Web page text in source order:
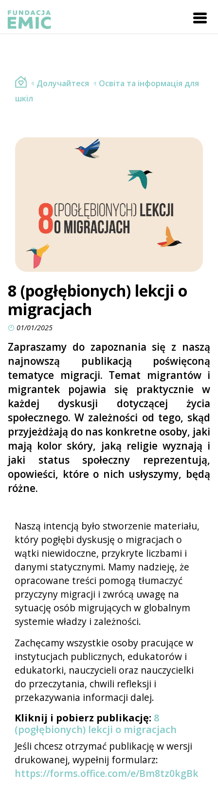
Долучайтеся
Освіта та інформація для
шкіл
8 (pogłębionych) lekcji o
migracjach
01/01/2025
Zapraszamy do zapoznania się z naszą
najnowszą publikacją poświęconą
tematyce migracji. Temat migrantów i
migrantek pojawia się praktycznie w
każdej dyskusji dotyczącej życia
społecznego. W zależności od tego, skąd
przyjeżdżają do nas konkretne osoby, jaki
mają kolor skóry, jaką religie wyznają i
jaki status społeczny reprezentują,
opowieści, które o nich usłyszymy, będą
różne.
Naszą intencją było stworzenie materiału,
który pogłębi dyskusję o migracjach o
wątki niewidoczne, przykryte liczbami i
danymi statycznymi. Mamy nadzieję, że
opracowane treści pomogą tłumaczyć
przyczyny migracji i zwrócą uwagę na
sytuację osób migrujących w globalnym
systemie władzy i zależności.
Zachęcamy wszystkie osoby pracujące w
instytucjach publicznych, edukatorów i
edukatorki, nauczycieli oraz nauczycielki
do przeczytania, chwili refleksji i
przekazywania informacji dalej.
Kliknij i pobierz publikację: 8
(pogłębionych) lekcji o migracjach
Jeśli chcesz otrzymać publikację w wersji
drukowanej, wypełnij formularz:
https://forms.office.com/e/Bm8tz0kgBk